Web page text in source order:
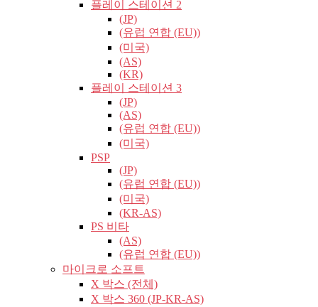
플레이 스테이션 2
(JP)
(유럽​​ 연합 (EU))
(미국)
(AS)
(KR)
플레이 스테이션 3
(JP)
(AS)
(유럽​​ 연합 (EU))
(미국)
PSP
(JP)
(유럽​​ 연합 (EU))
(미국)
(KR-AS)
PS 비타
(AS)
(유럽​​ 연합 (EU))
마이크로 소프트
X 박스 (전체)
X 박스 360 (JP-KR-AS)